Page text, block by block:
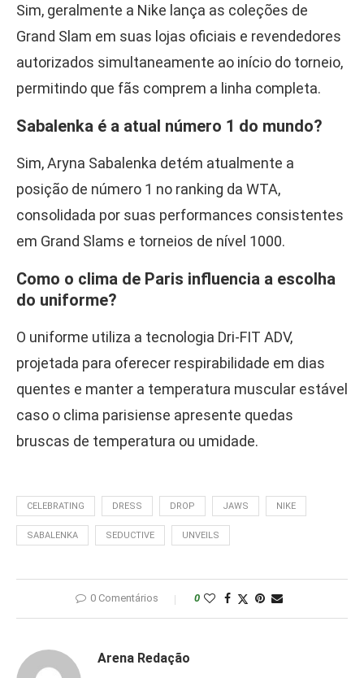
Sim, geralmente a Nike lança as coleções de
Grand Slam em suas lojas oficiais e revendedores
autorizados simultaneamente ao início do torneio,
permitindo que fãs comprem a linha completa.
Sabalenka é a atual número 1 do mundo?
Sim, Aryna Sabalenka detém atualmente a
posição de número 1 no ranking da WTA,
consolidada por suas performances consistentes
em Grand Slams e torneios de nível 1000.
Como o clima de Paris influencia a escolha
do uniforme?
O uniforme utiliza a tecnologia Dri-FIT ADV,
projetada para oferecer respirabilidade em dias
quentes e manter a temperatura muscular estável
caso o clima parisiense apresente quedas
bruscas de temperatura ou umidade.
CELEBRATING DRESS DROP JAWS NIKE
SABALENKA SEDUCTIVE UNVEILS
0 Comentários 0
Arena Redação